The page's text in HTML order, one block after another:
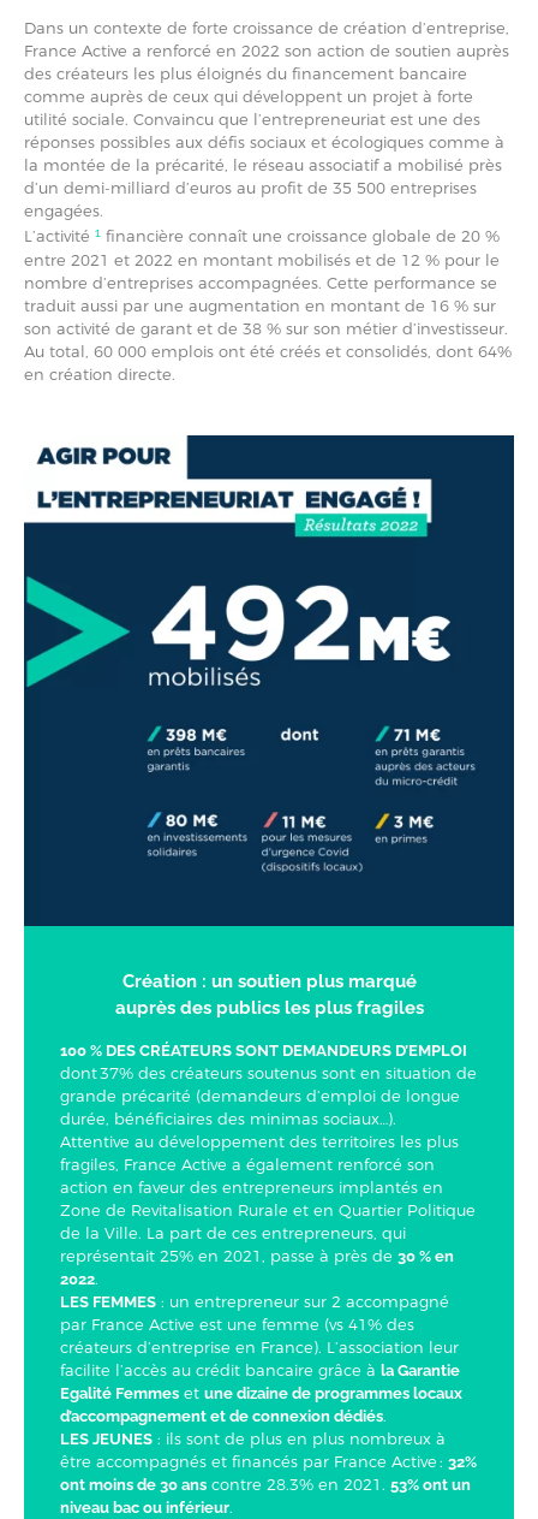
Dans un contexte de forte croissance de création d’entreprise,
France Active a renforcé en 2022 son action de soutien auprès
des créateurs les plus éloignés du financement bancaire
comme auprès de ceux qui développent un projet à forte
utilité sociale. Convaincu que l’entrepreneuriat est une des
réponses possibles aux défis sociaux et écologiques comme à
la montée de la précarité, le réseau associatif a mobilisé près
d’un demi-milliard d’euros au profit de 35 500 entreprises
engagées.
L’activité 1 financière connaît une croissance globale de 20 %
entre 2021 et 2022 en montant mobilisés et de 12 % pour le
nombre d’entreprises accompagnées. Cette performance se
traduit aussi par une augmentation en montant de 16 % sur
son activité de garant et de 38 % sur son métier d’investisseur.
Au total, 60 000 emplois ont été créés et consolidés, dont 64%
en création directe.
Création : un soutien plus marqué
auprès des publics les plus fragiles
100 % DES CRÉATEURS SONT DEMANDEURS D’EMPLOI
dont 37% des créateurs soutenus sont en situation de
grande précarité (demandeurs d’emploi de longue
durée, bénéficiaires des minimas sociaux…).
Attentive au développement des territoires les plus
fragiles, France Active a également renforcé son
action en faveur des entrepreneurs implantés en
Zone de Revitalisation Rurale et en Quartier Politique
de la Ville. La part de ces entrepreneurs, qui
représentait 25% en 2021, passe à près de 30 % en
2022.
LES FEMMES : un entrepreneur sur 2 accompagné
par France Active est une femme (vs 41% des
créateurs d’entreprise en France). L’association leur
facilite l’accès au crédit bancaire grâce à la Garantie
Egalité Femmes et une dizaine de programmes locaux
d’accompagnement et de connexion dédiés.
LES JEUNES : ils sont de plus en plus nombreux à
être accompagnés et financés par France Active : 32%
ont moins de 30 ans contre 28.3% en 2021. 53% ont un
niveau bac ou inférieur.